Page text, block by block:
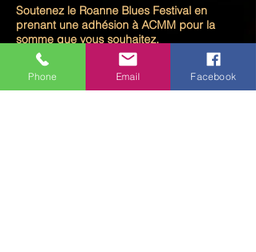
Soutenez le Roanne Blues Festival en
prenant une adhésion à ACMM pour la
somme que vous souhaitez.
les adhésions pour 2026 commencent en
janvier 2026.
Devenir membre de l'association ACMM
Phone Email Facebook